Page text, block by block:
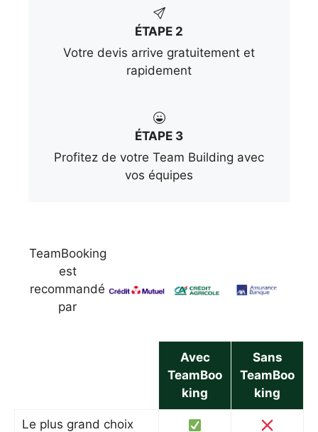
ÉTAPE 2
Votre devis arrive gratuitement et
rapidement
ÉTAPE 3
Profitez de votre Team Building avec
vos équipes
TeamBooking
est
recommandé
par
Avec
TeamBoo
king
Sans
TeamBoo
king
Le plus grand choix